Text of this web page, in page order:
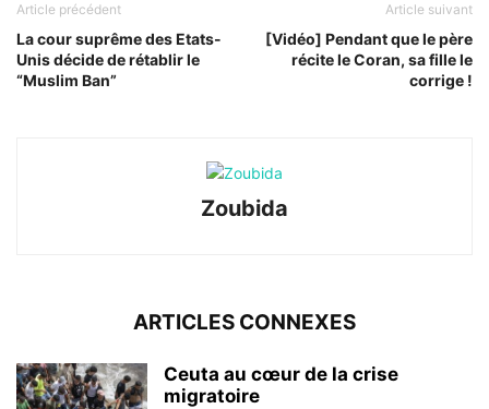
Article précédent
La cour suprême des Etats-
Unis décide de rétablir le
“Muslim Ban”
Article suivant
[Vidéo] Pendant que le père
récite le Coran, sa fille le
corrige !
Zoubida
ARTICLES CONNEXES
Ceuta au cœur de la crise
migratoire